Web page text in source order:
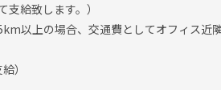
給致します。）
以上の場合、交通費としてオフィス近
）